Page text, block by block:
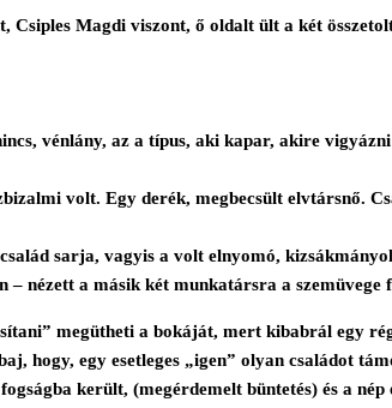
Magdi viszont, ő oldalt ült a két
vénlány, az a típus, aki kapar, akire
volt. Egy derék, megbecsült elvtársnő.
sarja, vagyis a volt elnyomó,
nézett a másik két munkatársra a szemüvege
megütheti a bokáját, mert kibabrál egy
hogy, egy esetleges „igen” olyan családot
került, (megérdemelt büntetés) és a nép